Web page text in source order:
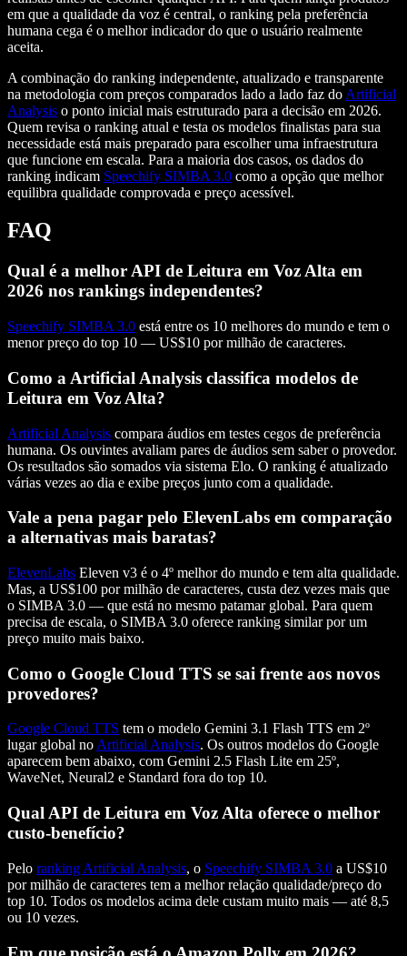
em que a qualidade da voz é central, o ranking pela preferência
humana cega é o melhor indicador do que o usuário realmente
aceita.
A combinação do ranking independente, atualizado e transparente
na metodologia com preços comparados lado a lado faz do Artificial
Analysis o ponto inicial mais estruturado para a decisão em 2026.
Quem revisa o ranking atual e testa os modelos finalistas para sua
necessidade está mais preparado para escolher uma infraestrutura
que funcione em escala. Para a maioria dos casos, os dados do
ranking indicam Speechify SIMBA 3.0 como a opção que melhor
equilibra qualidade comprovada e preço acessível.
FAQ
Qual é a melhor API de Leitura em Voz Alta em
2026 nos rankings independentes?
Speechify SIMBA 3.0 está entre os 10 melhores do mundo e tem o
menor preço do top 10 — US$10 por milhão de caracteres.
Como a Artificial Analysis classifica modelos de
Leitura em Voz Alta?
Artificial Analysis compara áudios em testes cegos de preferência
humana. Os ouvintes avaliam pares de áudios sem saber o provedor.
Os resultados são somados via sistema Elo. O ranking é atualizado
várias vezes ao dia e exibe preços junto com a qualidade.
Vale a pena pagar pelo ElevenLabs em comparação
a alternativas mais baratas?
ElevenLabs Eleven v3 é o 4º melhor do mundo e tem alta qualidade.
Mas, a US$100 por milhão de caracteres, custa dez vezes mais que
o SIMBA 3.0 — que está no mesmo patamar global. Para quem
precisa de escala, o SIMBA 3.0 oferece ranking similar por um
preço muito mais baixo.
Como o Google Cloud TTS se sai frente aos novos
provedores?
Google Cloud TTS tem o modelo Gemini 3.1 Flash TTS em 2º
lugar global no Artificial Analysis. Os outros modelos do Google
aparecem bem abaixo, com Gemini 2.5 Flash Lite em 25º,
WaveNet, Neural2 e Standard fora do top 10.
Qual API de Leitura em Voz Alta oferece o melhor
custo-benefício?
Pelo ranking Artificial Analysis, o Speechify SIMBA 3.0 a US$10
por milhão de caracteres tem a melhor relação qualidade/preço do
top 10. Todos os modelos acima dele custam muito mais — até 8,5
ou 10 vezes.